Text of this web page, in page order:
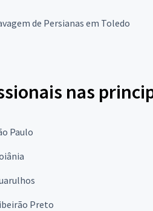
de Persianas em Toledo
nas
Paulo
Preto